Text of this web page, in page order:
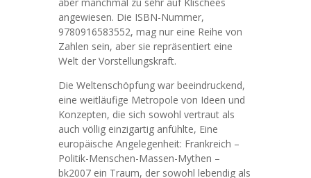
angewiesen. Die ISBN-Nummer,
9780916583552, mag nur eine Reihe von
Zahlen sein, aber sie repräsentiert eine
Welt der Vorstellungskraft.
Die Weltenschöpfung war beeindruckend,
eine weitläufige Metropole von Ideen und
Konzepten, die sich sowohl vertraut als
auch völlig einzigartig anfühlte, Eine
europäische Angelegenheit: Frankreich –
Politik-Menschen-Massen-Mythen –
bk2007 ein Traum, der sowohl lebendig als